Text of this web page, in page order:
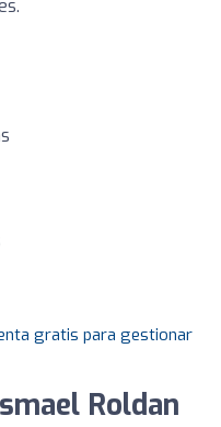
gratis para gestionar
Roldan